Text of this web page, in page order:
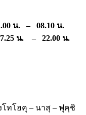
น. – 08.10 น.
น. – 22.00 น.
โทโฮคุ – นาสุ – ฟุคุชิ